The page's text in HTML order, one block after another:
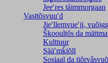
Jeeʹres tåimmorgaan
Vasttõsvuuʹd
Jieʹllemvueʹjj,
Škooultõs da
Kulttuur
Sääʹmǩiõll
Sosiaal da